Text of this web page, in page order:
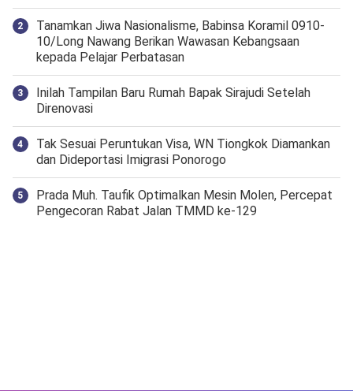
Tanamkan Jiwa Nasionalisme, Babinsa Koramil 0910-
10/Long Nawang Berikan Wawasan Kebangsaan
kepada Pelajar Perbatasan
Inilah Tampilan Baru Rumah Bapak Sirajudi Setelah
Direnovasi
Tak Sesuai Peruntukan Visa, WN Tiongkok Diamankan
dan Dideportasi Imigrasi Ponorogo
Prada Muh. Taufik Optimalkan Mesin Molen, Percepat
Pengecoran Rabat Jalan TMMD ke-129